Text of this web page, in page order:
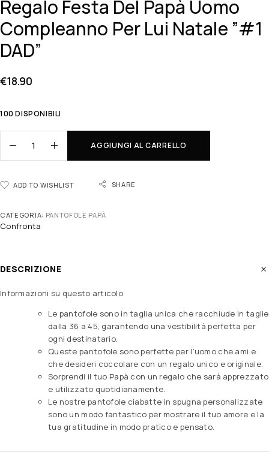
Regalo Festa Del Papà Uomo
Compleanno Per Lui Natale ”#1
DAD”
€18.90
100 DISPONIBILI
AGGIUNGI AL CARRELLO
ADD TO WISHLIST SHARE
CATEGORIA: PANTOFOLE PAPÀ
Confronta
DESCRIZIONE
Informazioni su questo articolo
Le pantofole sono in taglia unica che racchiude in taglie
dalla 36 a 45, garantendo una vestibilità perfetta per
ogni destinatario.
Queste pantofole sono perfette per l’uomo che ami e
che desideri coccolare con un regalo unico e originale.
Sorprendi il tuo Papà con un regalo che sarà apprezzato
e utilizzato quotidianamente.
Le nostre pantofole ciabatte in spugna personalizzate
sono un modo fantastico per mostrare il tuo amore e la
tua gratitudine in modo pratico e pensato.